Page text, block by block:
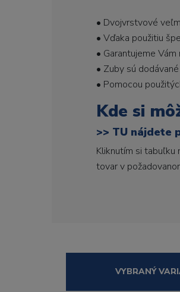
• Dvojvrstvové
• Vďaka použitiu
• Garantujeme
• Zuby sú
• Pomocou
Kde si
>> TU nájdete
Kliknutím si tabuľku
tovar v
VYBRANÝ